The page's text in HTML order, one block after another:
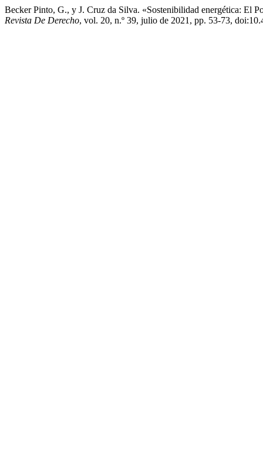
Becker Pinto, G., y J. Cruz da Silva. «Sostenibilidad energética: El
Revista De Derecho, vol. 20, n.º 39, julio de 2021, pp. 53-73,